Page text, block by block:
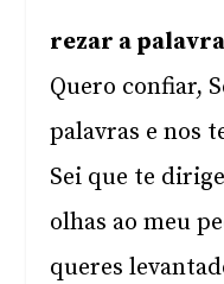
rezar a palavra
Quero confiar,
palavras e nos
Sei que te
olhas ao meu
queres